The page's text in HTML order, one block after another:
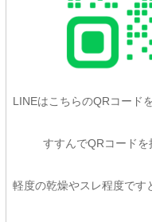
LINEはこちらのQRコード
すすんでQRコードを
軽度の乾燥やスレ程度です